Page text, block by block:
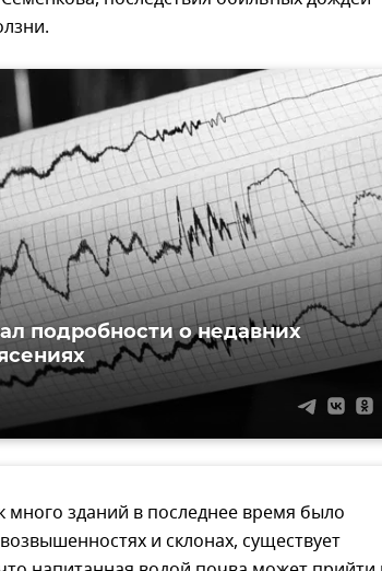
подробности о недавних
много зданий в последнее время было
и склонах, существует